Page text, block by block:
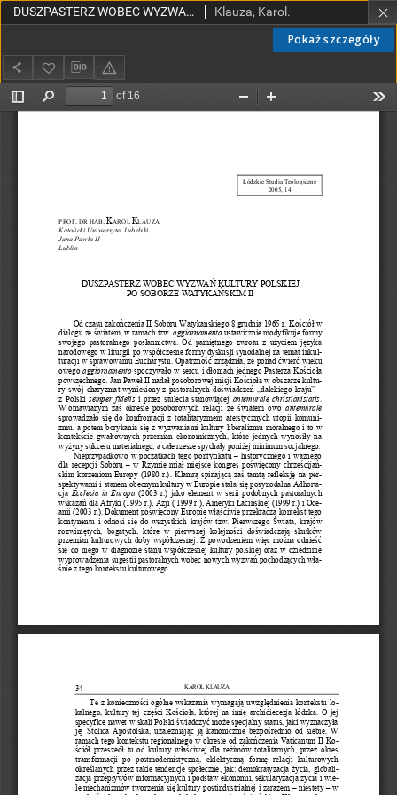
Pokaż szczegóły
DUSZPASTERZ WOBEC WYZWAŃ KULTURY POLSKIEJ PO SOBORZE WATYKAŃSKIM II Klauza, Karol.